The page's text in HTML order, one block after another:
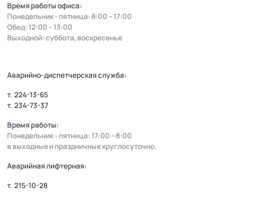
Время работы офиса:
Понедельник - пятница: 8:00 – 17:00
Обед: 12:00 – 13:00
Выходной: суббота, воскресенье
Аварийно-диспетчерская служба:
т. 224-13-65
т. 234-73-37
Время работы:
Понедельник - пятница: 17:00 – 8:00
в выходные и праздничные круглосуточно.
Аварийная лифтерная:
т. 215-10-28